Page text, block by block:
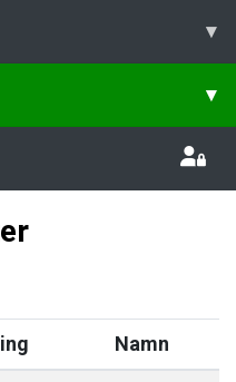
▾
▾
Namn